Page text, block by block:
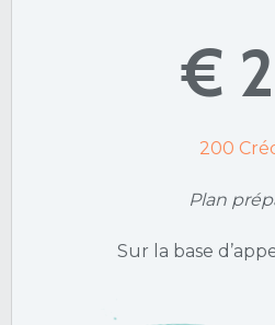
€
200
Plan
Sur la base